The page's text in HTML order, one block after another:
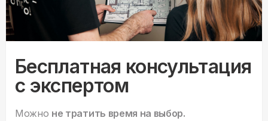
Бесплатная консультация
с экспертом
Можно не тратить время на выбор.